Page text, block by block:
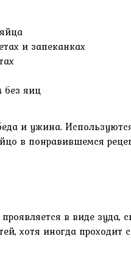
и запеканках
без яиц
и ужина.
в понравившемся
в виде зуда,
хотя иногда проходит